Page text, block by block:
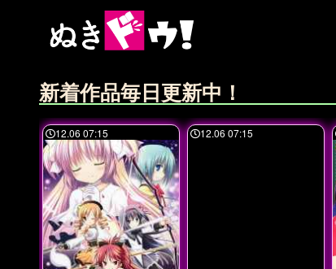
新着作品毎日更新中！
12.06 07:15 12.06 07:15